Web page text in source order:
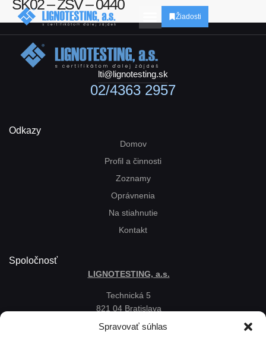
Spravovať súhlas
Žiadosti
SK02 – ZSV – 0440
lti@lignotesting.sk
02/4363 2957
Odkazy
Domov
Profil a činnosti
Zoznamy
Oprávnenia
Na stiahnutie
Kontakt
Spoločnosť
LIGNOTESTING, a.s.
Technická 5
821 04 Bratislava
Slovenská republika